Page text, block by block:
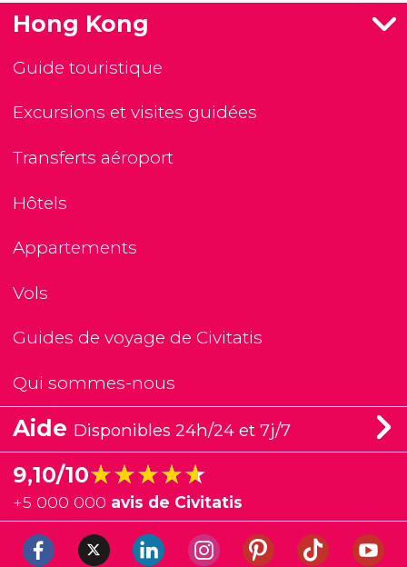
Hong Kong
Guide touristique
Excursions et visites guidées
Transferts aéroport
Hôtels
Appartements
Vols
Guides de voyage de Civitatis
Qui sommes-nous
Aide Disponibles 24h/24 et 7j/7
9,10/10★★★★★
★★★★★
+5 000 000 avis de Civitatis